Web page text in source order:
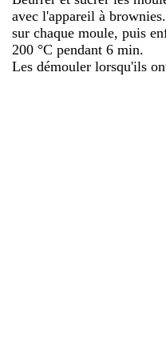
avec l'appareil à
sur chaque moule, puis
200 °C pendant 6 min.
Les démouler lorsqu'ils